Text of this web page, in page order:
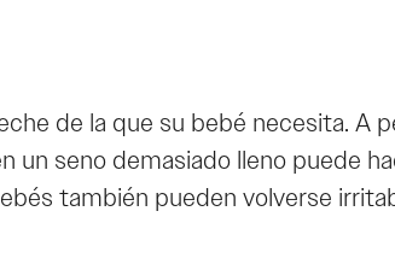
de la que su bebé necesita.
un seno demasiado lleno puede
también pueden volverse